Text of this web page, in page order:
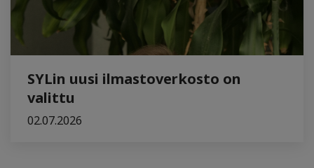
SYLin uusi ilmastoverkosto on
valittu
02.07.2026